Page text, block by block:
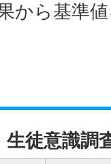
から基準
生徒意識調